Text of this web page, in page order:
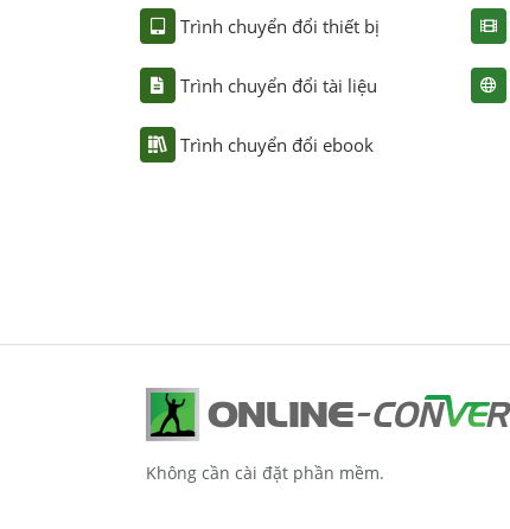
Trình chuyển đổi thiết bị
Trình chuyển đổi tài liệu
Trình chuyển đổi ebook
Không cần cài đặt phần mềm.